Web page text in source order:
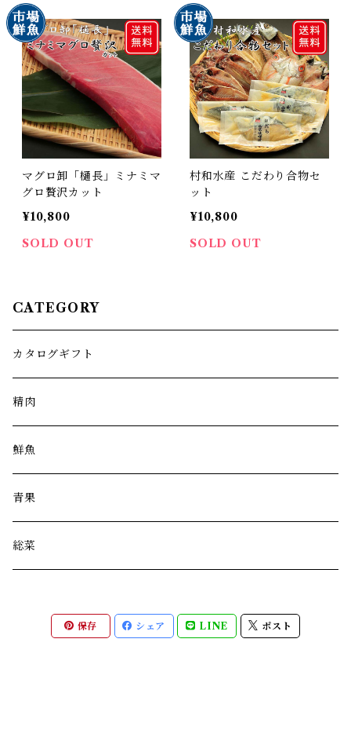
マグロ卸「樋長」ミナミマ
グロ贅沢カット
¥10,800
SOLD OUT
村和水産 こだわり合物セ
ット
¥10,800
SOLD OUT
CATEGORY
カタログギフト
精肉
鮮魚
青果
総菜
保存 シェア LINE ポスト